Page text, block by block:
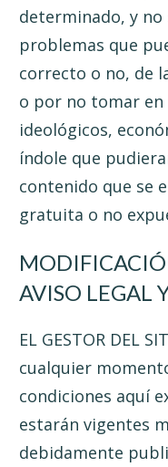
determinado, y
problemas que
correcto o no, de
o por no tomar en
ideológicos,
índole que
contenido que se
gratuita o no
AVISO LEGAL
EL GESTOR DEL
cualquier
condiciones aquí
estarán vigentes
debidamente